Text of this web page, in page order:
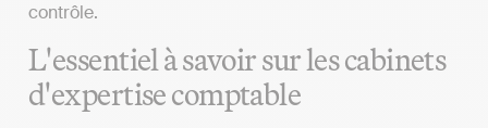
contrôle.
L'essentiel à savoir sur les cabinets
d'expertise comptable